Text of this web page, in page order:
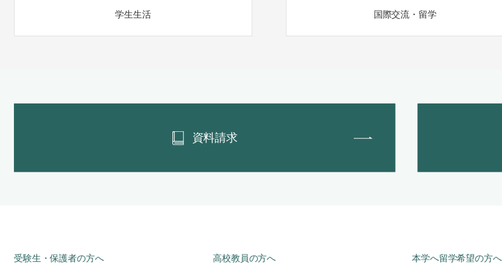
学生生活 国際交流・留学
資料請求
受験生・保護者の方へ 高校教員の方へ 本学へ留学希望の方へ